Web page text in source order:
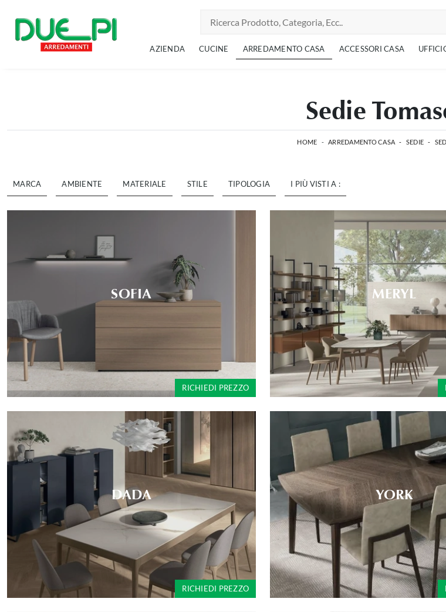
AZIENDA CUCINE ARREDAMENTO CASA ACCESSORI CASA
Sedie
HOME - ARREDAMENTO CASA - SEDIE -
MARCA AMBIENTE MATERIALE STILE TIPOLOGIA I PIÙ VISTI A :
SOFIA
RICHIEDI PREZZO
MERYL
DADA
RICHIEDI PREZZO
YORK